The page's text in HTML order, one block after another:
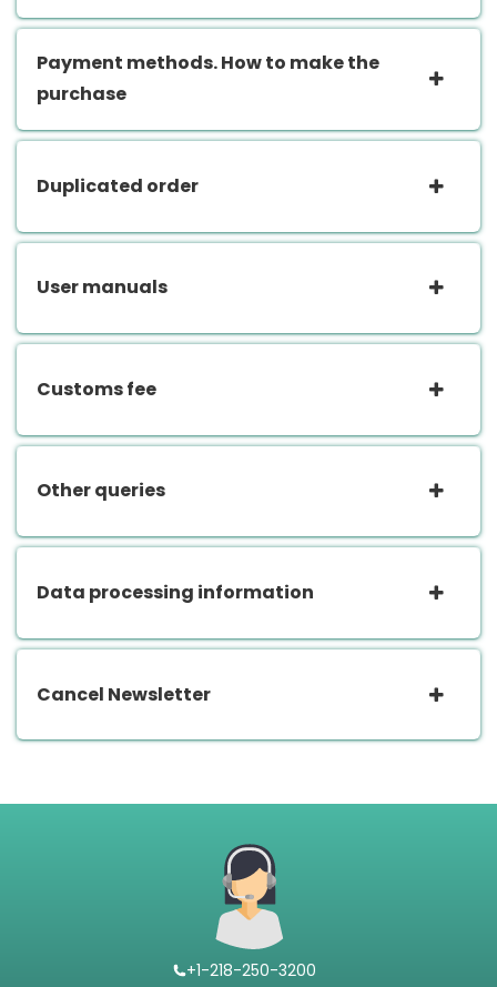
Payment methods. How to make the
purchase
Duplicated order
User manuals
Customs fee
Other queries
Data processing information
Cancel Newsletter
+1-218-250-3200